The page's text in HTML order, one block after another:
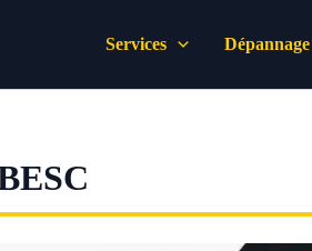
Services